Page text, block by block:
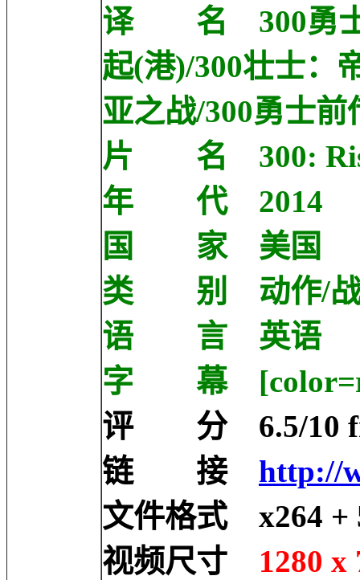
译 名 300勇士
起(港)/300壮士：
亚之战/300勇士前
片 名 300:
年 代 2014
国 家 美国
类 别 动作/战
语 言 英语
字 幕
评 分 6.5/10
链 接 http://
文件格式 x264 +
视频尺寸 1280 x